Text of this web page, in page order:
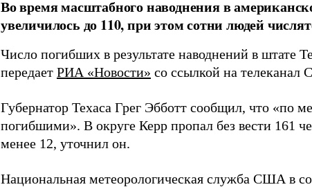
Во время масштабного наводнения в
увеличилось до 110, при этом сотни людей
Число погибших в результате наводнений в штате
передает РИА «Новости» со ссылкой на телеканал
Губернатор Техаса Грег Эбботт сообщил, что «по
погибшими». В округе Керр пропал без вести 161
менее 12, уточнил он.
Национальная метеорологическая служба США в